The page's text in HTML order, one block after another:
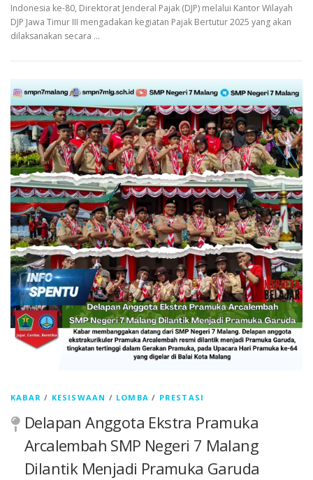
Indonesia ke-80, Direktorat Jenderal Pajak (DJP) melalui Kantor Wilayah
DJP Jawa Timur III mengadakan kegiatan Pajak Bertutur 2025 yang akan
dilaksanakan secara …
KABAR / KESISWAAN / LOMBA / PRESTASI
Delapan Anggota Ekstra Pramuka
Arcalembah SMP Negeri 7 Malang
Dilantik Menjadi Pramuka Garuda